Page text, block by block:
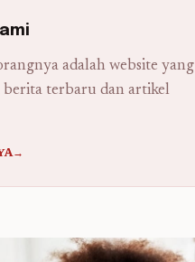
adalah website yang
berita terbaru dan artikel